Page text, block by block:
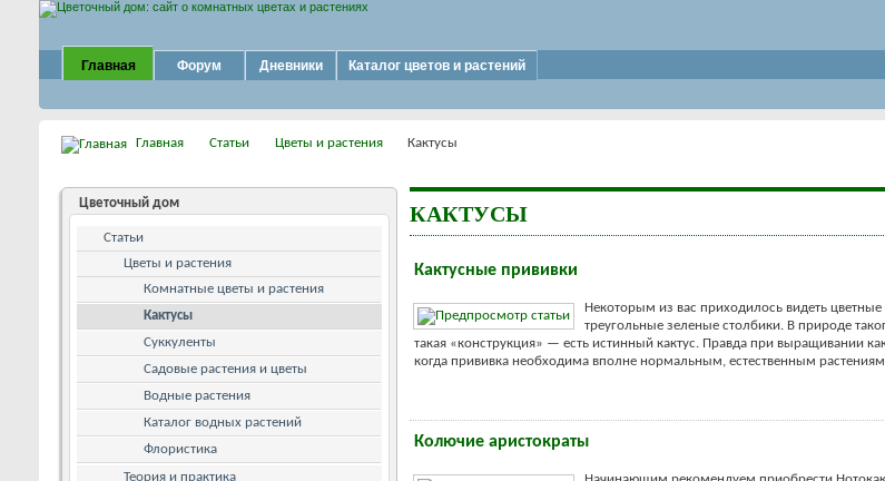
Главная Форум Дневники Каталог цветов и растений
Главная Статьи Цветы и растения Кактусы
КАКТУСЫ
Кактусные прививки
Некоторым из вас приходилось видеть цветные
треугольные зеленые столбики. В природе
такая «конструкция» — есть истинный кактус. Правда при выращивании
когда прививка необходима вполне нормальным, естественным растениям.
Колючие аристократы
Цветочный дом
Статьи
Цветы и растения
Комнатные цветы и растения
Кактусы
Суккуленты
Садовые растения и цветы
Водные растения
Каталог водных растений
Флористика
Теория и практика